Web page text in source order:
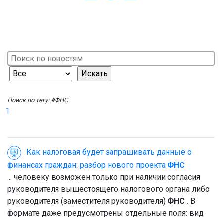
Поиск по тегу: #ФНС
1
Как налоговая будет запрашивать данные о
финансах граждан: разбор нового проекта ФНС
... человеку возможен только при наличии согласия
руководителя вышестоящего налогового органа либо
руководителя (заместителя руководителя) ФНС . В
формате даже предусмотрены отдельные поля: вид